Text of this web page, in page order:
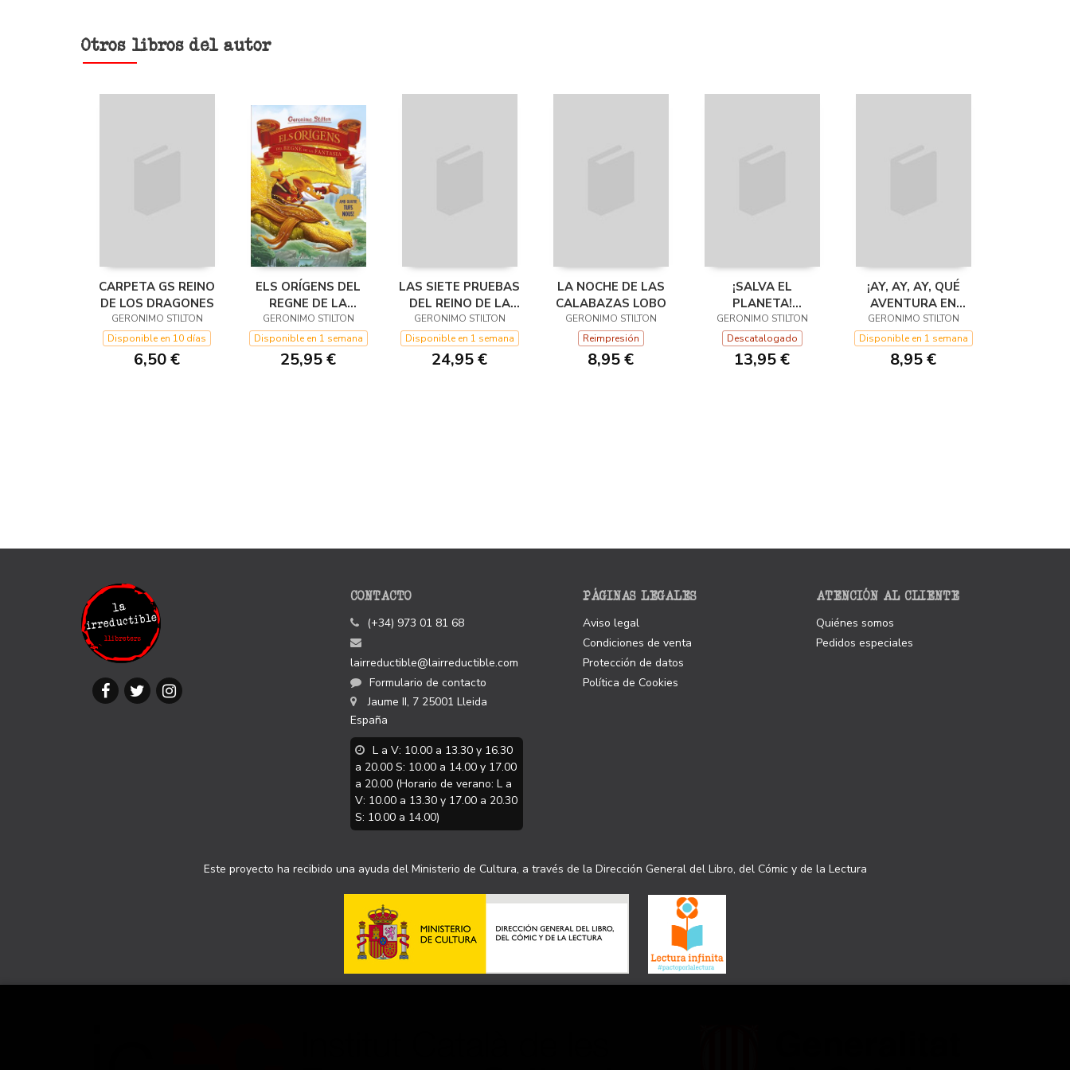
Otros libros del autor
CARPETA GS REINO
DE LOS DRAGONES
GERONIMO STILTON
Disponible en 10 días
6,50 €
ELS ORÍGENS DEL
REGNE DE LA
FANTASIA
GERONIMO STILTON
Disponible en 1 semana
25,95 €
LAS SIETE PRUEBAS
DEL REINO DE LA
FANTASÍA.
DECIMOTERCER
VIAJE
GERONIMO STILTON
Disponible en 1 semana
24,95 €
LA NOCHE DE LAS
CALABAZAS LOBO
GERONIMO STILTON
Reimpresión
8,95 €
¡SALVA EL
PLANETA!
DESCUBRE POR QUÉ
ERES IMPORTANTE
GERONIMO STILTON
Descatalogado
13,95 €
¡AY, AY, AY, QUÉ
AVENTURA EN
HAWÁI!
GERONIMO STILTON
Disponible en 1 semana
8,95 €
CONTACTO
(+34) 973 01 81 68
lairreductible@lairreductible.com
Formulario de contacto
Jaume II, 7 25001 Lleida
España
L a V: 10.00 a 13.30 y 16.30
a 20.00 S: 10.00 a 14.00 y 17.00
a 20.00 (Horario de verano: L a
V: 10.00 a 13.30 y 17.00 a 20.30
S: 10.00 a 14.00)
PÁGINAS LEGALES
Aviso legal
Condiciones de venta
Protección de datos
Política de Cookies
ATENCIÓN AL CLIENTE
Quiénes somos
Pedidos especiales
Este proyecto ha recibido una ayuda del Ministerio de Cultura, a través de la Dirección General del Libro, del Cómic y de la Lectura